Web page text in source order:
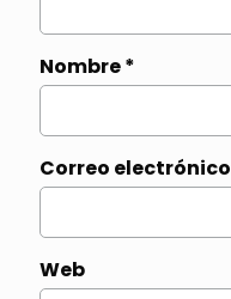
Nombre*
Correo electrónico
Web